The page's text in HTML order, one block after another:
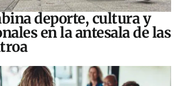
deporte, cultura y
en la antesala de las